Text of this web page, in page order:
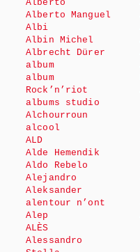
Alberto
Alberto Manguel
Albi
Albin Michel
Albrecht Dürer
album
album
Rock’n’riot
albums studio
Alchourroun
alcool
ALD
Alde Hemendik
Aldo Rebelo
Alejandro
Aleksander
alentour n’ont
Alep
ALÈS
Alessandro